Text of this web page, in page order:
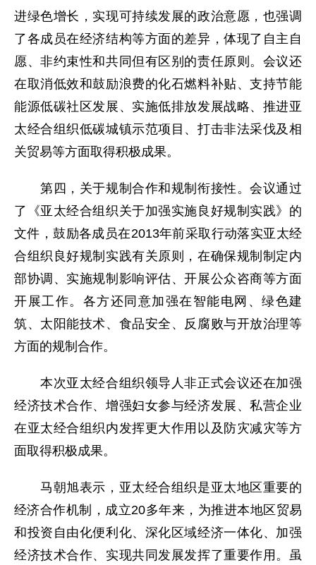
进绿色增长，实现可持续发展的政治意愿，也强调
了各成员在经济结构等方面的差异，体现了自主自
愿、非约束性和共同但有区别的责任原则。会议还
在取消低效和鼓励浪费的化石燃料补贴、支持节能
能源低碳社区发展、实施低排放发展战略、推进亚
太经合组织低碳城镇示范项目、打击非法采伐及相
关贸易等方面取得积极成果。
第四，关于规制合作和规制衔接性。会议通过
了《亚太经合组织关于加强实施良好规制实践》的
文件，鼓励各成员在2013年前采取行动落实亚太经
合组织良好规制实践有关原则，在确保规制制定内
部协调、实施规制影响评估、开展公众咨商等方面
开展工作。各方还同意加强在智能电网、绿色建
筑、太阳能技术、食品安全、反腐败与开放治理等
方面的规制合作。
本次亚太经合组织领导人非正式会议还在加强
经济技术合作、增强妇女参与经济发展、私营企业
在亚太经合组织内发挥更大作用以及防灾减灾等方
面取得积极成果。
马朝旭表示，亚太经合组织是亚太地区重要的
经济合作机制，成立20多年来，为推进本地区贸易
和投资自由化便利化、深化区域经济一体化、加强
经济技术合作、实现共同发展发挥了重要作用。虽